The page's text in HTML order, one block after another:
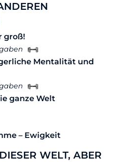
groß!
Mentalität und
ganze Welt
– Ewigkeit
WELT, ABER